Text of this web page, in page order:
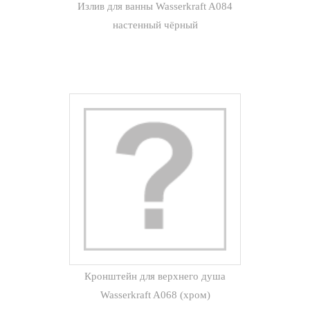
Излив для ванны Wasserkraft A084
настенный чёрный
Кронштейн для верхнего душа
Wasserkraft A068 (хром)